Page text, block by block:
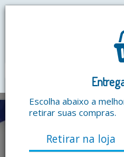
Escolha abaixo a
retirar suas compras.
Retirar na loja